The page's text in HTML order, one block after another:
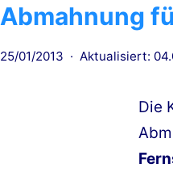
Abmahnung
Veröffentlicht
25/01/2013 Aktualisiert:
Die